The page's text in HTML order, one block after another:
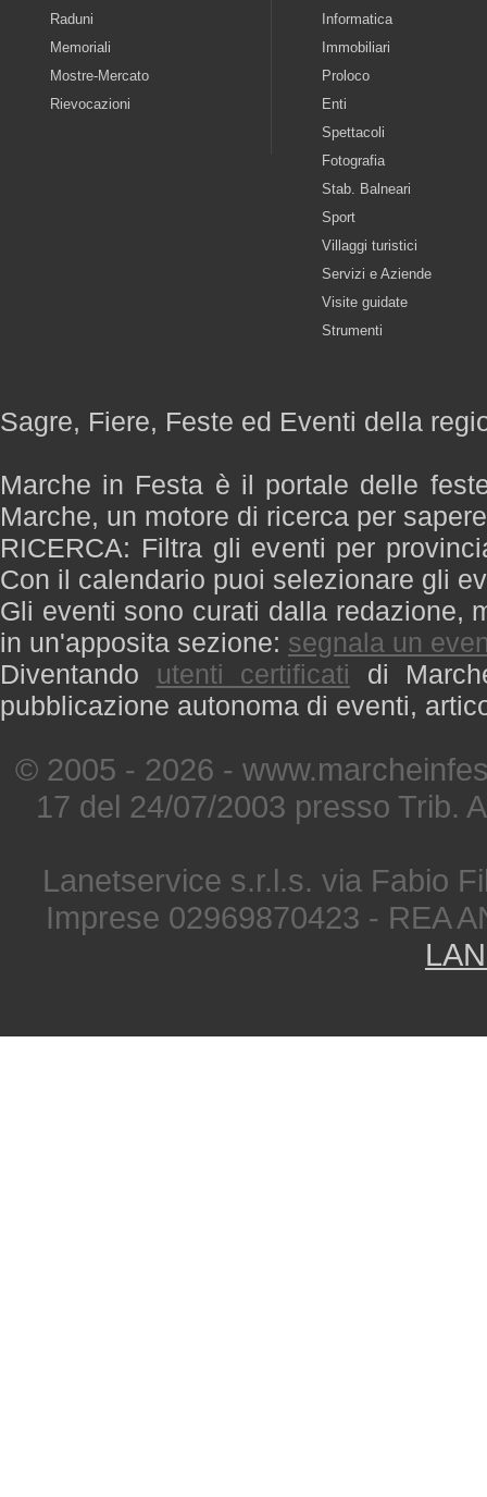
Raduni
Memoriali
Mostre-Mercato
Rievocazioni
Informatica
Immobiliari
Proloco
Enti
Spettacoli
Fotografia
Stab. Balneari
Sport
Villaggi turistici
Servizi e Aziende
Visite guidate
Strumenti
Sagre, Fiere, Feste ed Eventi della
Marche in Festa è il portale delle
Marche, un motore di ricerca per
RICERCA: Filtra gli eventi per
Con il calendario puoi selezionare gli
Gli eventi sono curati dalla redazione,
in un'apposita sezione: segnala un
Diventando utenti certificati di
pubblicazione autonoma di eventi,
© 2005 - 2026 -
17 del 24/07/2003 presso Trib.
Lanetservice s.r.l.s. via Fabio
Imprese 02969870423 - REA